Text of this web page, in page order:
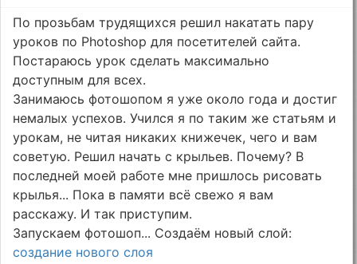
По прозьбам трудящихся решил накатать пару
уроков по Photoshop для посетителей сайта.
Постараюсь урок сделать максимально
доступным для всех.
Занимаюсь фотошопом я уже около года и достиг
немалых успехов. Учился я по таким же статьям и
урокам, не читая никаких книжечек, чего и вам
советую. Решил начать с крыльев. Почему? В
последней моей работе мне пришлось рисовать
крылья... Пока в памяти всё свежо я вам
расскажу. И так приступим.
Запускаем фотошоп... Создаём новый слой:
создание нового слоя